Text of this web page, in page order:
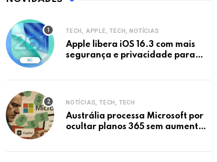
TECH, APPLE, TECH, NOTÍCIAS
Apple libera iOS 16.3 com mais
segurança e privacidade para
NOTÍCIAS, TECH, TECH
Austrália processa Microsoft por
ocultar planos 365 sem aumento e